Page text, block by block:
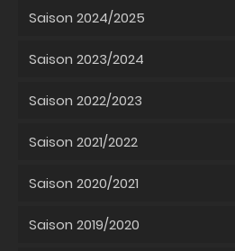
Saison 2024/2025
Saison 2023/2024
Saison 2022/2023
Saison 2021/2022
Saison 2020/2021
Saison 2019/2020